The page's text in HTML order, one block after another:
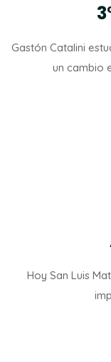
Gastón Catalini
un cambio
Hoy San Luis